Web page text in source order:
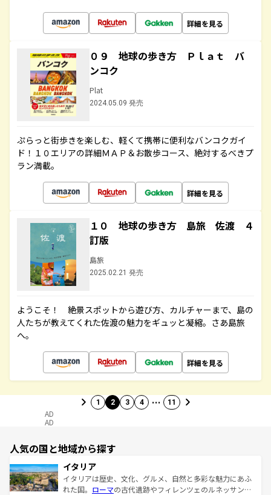
詳細を見る
０９ 地球の歩き方 Ｐｌａｔ バ
ンコク
Plat
2024.05.09 発売
ぷらっと街歩きを楽しむ、軽くて携帯に便利なバンコクガイ
ド！１０エリアの詳細ＭＡＰ＆お散歩コース、絶対するべきプ
ラン満載。
詳細を見る
１０ 地球の歩き方 島旅 佐渡 ４
訂版
島旅
2025.02.21 発売
ようこそ！ 絶景スポットから遊び方、カルチャーまで、島の
人たちが教えてくれた佐渡の魅力をギュッと凝縮。さあ島旅
へ。
詳細を見る
1 2 3 4 … 11
AD
AD
人気の国と地域から探す
イタリア
イタリアは歴史、文化、グルメ、自然と多彩な魅力にあふ
れた国。 ローマの古代遺跡やフィレンツェのルネッサンス